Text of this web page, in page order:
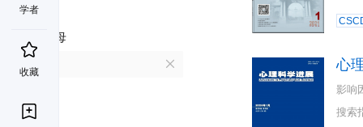
学者
收藏
首字母
心
影响
搜索